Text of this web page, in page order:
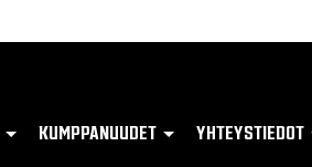
KUMPPANUUDET YHTEYSTIEDOT